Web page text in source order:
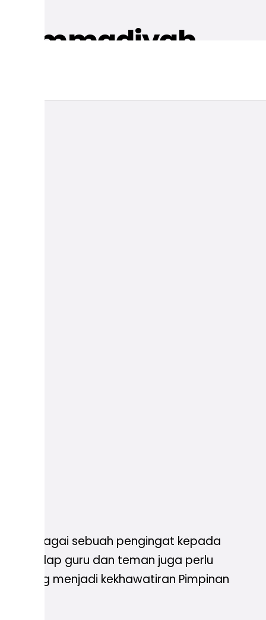
sebagai sebuah pengingat kepada
terhadap guru dan teman juga perlu
yang menjadi kekhawatiran Pimpinan